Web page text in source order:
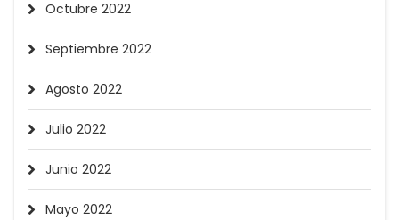
Octubre 2022
Septiembre 2022
Agosto 2022
Julio 2022
Junio 2022
Mayo 2022